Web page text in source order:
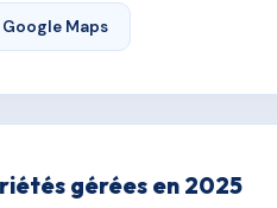
Maps
gérées en 2025